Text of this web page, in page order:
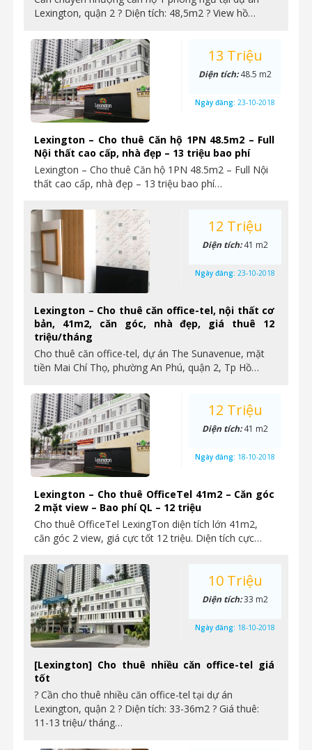
Lexington, quận 2 ? Diện tích: 48,5m2 ? View hồ…
Lexington – Cho thuê Căn hộ 1PN 48.5m2 – Full
Nội thất cao cấp, nhà đẹp – 13 triệu bao phí
Lexington – Cho thuê Căn hộ 1PN 48.5m2 – Full Nội
thất cao cấp, nhà đẹp – 13 triệu bao phí…
13 Triệu
Diện tích:48.5 m2
Ngày đăng: 23-10-2018
Lexington – Cho thuê căn office-tel, nội thất cơ
bản, 41m2, căn góc, nhà đẹp, giá thuê 12
triệu/tháng
Cho thuê căn office-tel, dự án The Sunavenue, mặt
tiền Mai Chí Thọ, phường An Phú, quận 2, Tp Hồ…
12 Triệu
Diện tích:41 m2
Ngày đăng: 23-10-2018
Lexington – Cho thuê OfficeTel 41m2 – Căn góc
2 mặt view – Bao phí QL – 12 triệu
Cho thuê OfficeTel LexingTon diện tích lớn 41m2,
căn góc 2 view, giá cực tốt 12 triệu. Diện tích cực…
12 Triệu
Diện tích:41 m2
Ngày đăng: 18-10-2018
[Lexington] Cho thuê nhiều căn office-tel giá
tốt
? Cần cho thuê nhiều căn office-tel tại dự án
Lexington, quận 2 ? Diện tích: 33-36m2 ? Giá thuê:
11-13 triệu/ tháng…
10 Triệu
Diện tích:33 m2
Ngày đăng: 18-10-2018